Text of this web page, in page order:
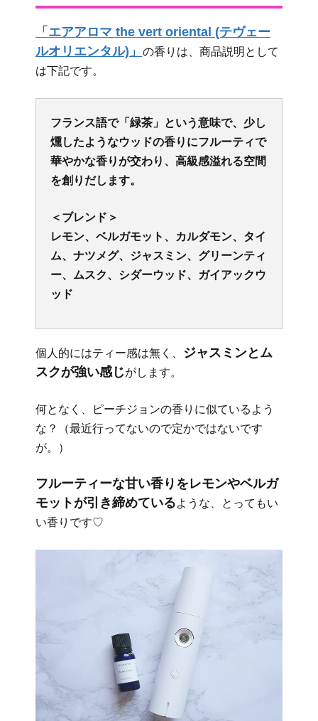
「エアアロマ the vert oriental (テヴェー
ルオリエンタル)」
の香りは、商品説明として
は下記です。
フランス語で「緑茶」という意味で、少し
燻したようなウッドの香りにフルーティで
華やかな香りが交わり、高級感溢れる空間
を創りだします。
＜ブレンド＞
レモン、ベルガモット、カルダモン、タイ
ム、ナツメグ、ジャスミン、グリーンティ
ー、ムスク、シダーウッド、ガイアックウ
ッド
個人的にはティー感は無く、
ジャスミンとム
スクが強い感じがします。
何となく、ピーチジョンの香りに似ているよう
な？（最近行ってないので定かではないです
が。）
フルーティーな甘い香りをレモンやベルガ
モットが引き締めているような、とってもい
い香りです♡